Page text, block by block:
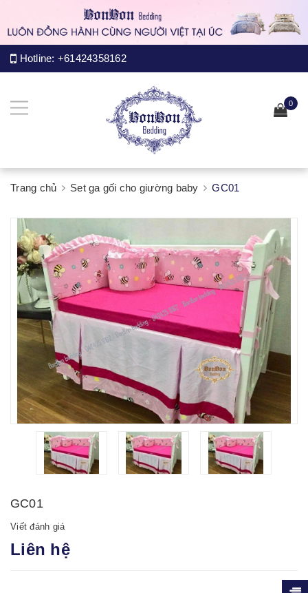
Hotline: +61424358162
0
Trang chủ Set ga gối cho giường baby GC01
GC01
Viết đánh giá
Liên hệ